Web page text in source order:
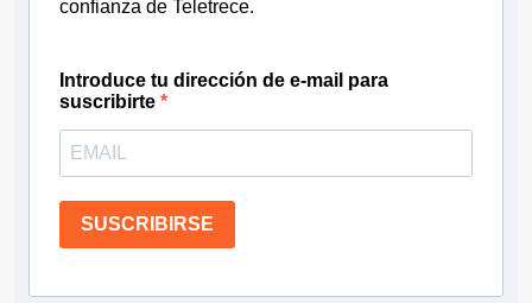
confianza de Teletrece.
Introduce tu dirección de e-mail para
suscribirte
SUSCRIBIRSE